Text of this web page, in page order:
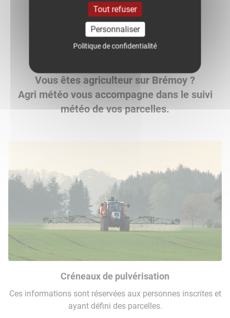
Voir la météo heure par heure
Vous êtes agriculteur sur Brémoy ?
Agri météo vous accompagne dans le suivi
météo de vos parcelles.
Créneaux de pulvérisation
Ces informations sont réservées aux personnes inscrites et
ayant défini des parcelles.
Tout refuser
Personnaliser
Politique de confidentialité